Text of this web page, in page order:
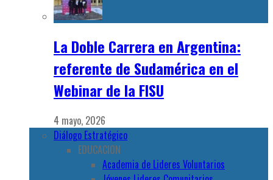
La Doble Carrera en Argentina:
referente de Sudamérica en el
Webinar de la FISU
4 mayo, 2026
Diálogo Estratégico
EDUCACION
Academia de Lideres Voluntarios